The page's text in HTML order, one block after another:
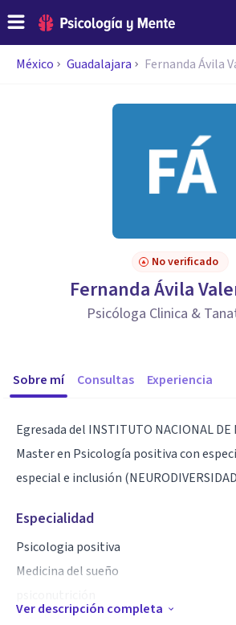
México Guadalajara Fernanda Ávila
No verificado
Fernanda Ávila
Psicóloga Clinica &
Sobre mí Consultas Experiencia
Egresada del INSTITUTO NACIONAL DE
Master en Psicología positiva con
especial e inclusión
Especialidad
Psicologia positiva
Medicina del sueño
Tanatología-Logoterapia
Ver descripción completa